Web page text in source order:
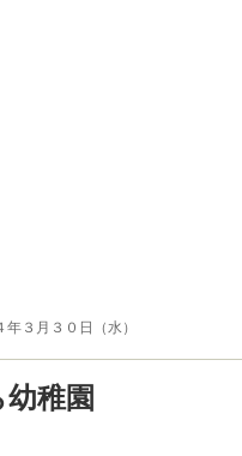
年３月３０日（水）
稚園